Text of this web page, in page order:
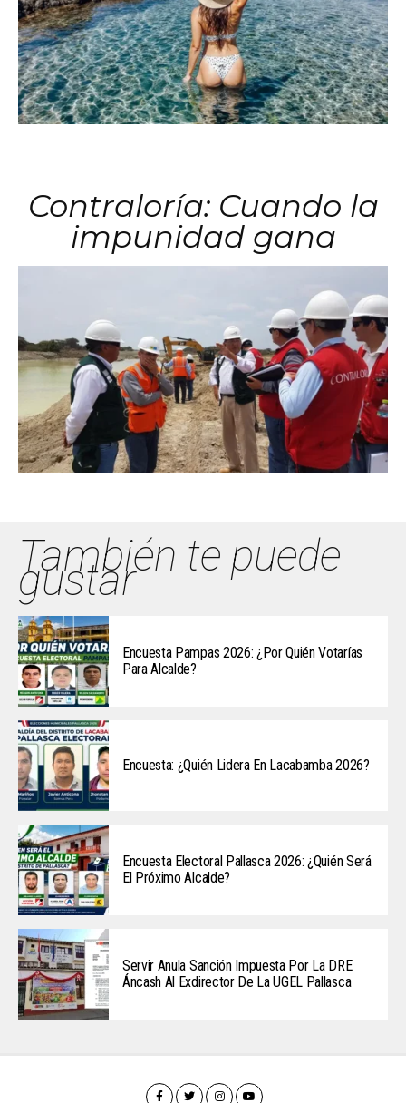
Contraloría: Cuando la
impunidad gana
También te puede
gustar
Encuesta Pampas 2026: ¿Por Quién Votarías
Para Alcalde?
Encuesta: ¿Quién Lidera En Lacabamba 2026?
Encuesta Electoral Pallasca 2026: ¿Quién Será
El Próximo Alcalde?
Servir Anula Sanción Impuesta Por La DRE
Áncash Al Exdirector De La UGEL Pallasca